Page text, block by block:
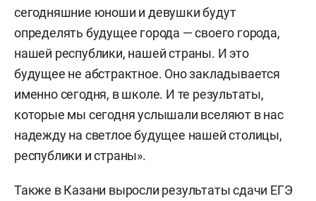
сегодняшние юноши и девушки будут
определять будущее города — своего города,
нашей республики, нашей страны. И это
будущее не абстрактное. Оно закладывается
именно сегодня, в школе. И те результаты,
которые мы сегодня услышали вселяют в нас
надежду на светлое будущее нашей столицы,
республики и страны».
Также в Казани выросли результаты сдачи ЕГЭ